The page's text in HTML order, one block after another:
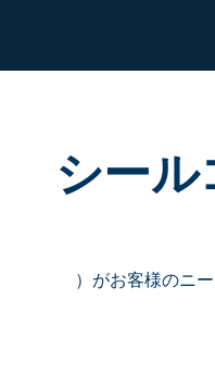
シー
）がお客様のニ